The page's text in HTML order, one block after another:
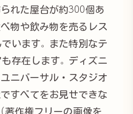
れた屋台が約300個あ
物や飲み物を売るレス
います。また特別なテ
存在します。ディズニ
ニバーサル・スタジオ
すべてをお見せできな
著作権フリーの画像を